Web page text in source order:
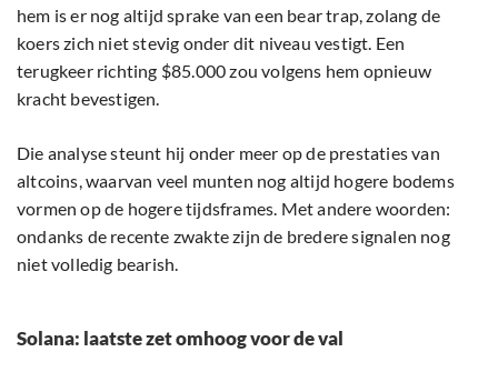
hem is er nog altijd sprake van een bear trap, zolang de
koers zich niet stevig onder dit niveau vestigt. Een
terugkeer richting $85.000 zou volgens hem opnieuw
kracht bevestigen.
Die analyse steunt hij onder meer op de prestaties van
altcoins, waarvan veel munten nog altijd hogere bodems
vormen op de hogere tijdsframes. Met andere woorden:
ondanks de recente zwakte zijn de bredere signalen nog
niet volledig bearish.
Solana: laatste zet omhoog voor de val